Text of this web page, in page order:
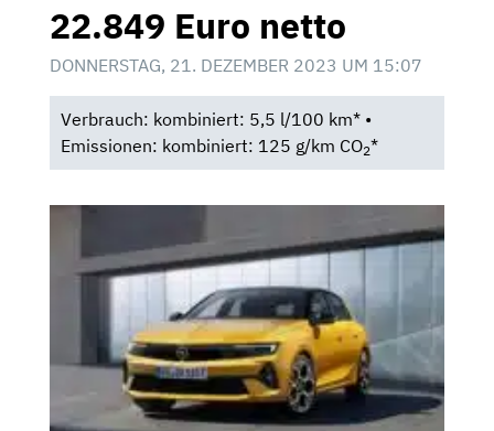
22.849 Euro netto
DONNERSTAG, 21. DEZEMBER 2023 UM 15:07
Verbrauch: kombiniert: 5,5 l/100 km* •
Emissionen: kombiniert: 125 g/km CO2*